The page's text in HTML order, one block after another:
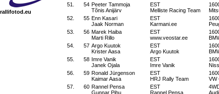
rallifotod.eu
51.
54 Peeter Tammoja
Tõnis Anijärv
EST
Melliste Racing Team
52.
55 Enn Kasari
Jaak Norman
EST
Karmani.ee
53.
56 Marek Haiba
Marti Rillo
EST
www.veostar.ee
54.
57 Argo Kuutok
Krister Aasa
EST
Argo Kuutok
55.
58 Imre Vanik
Janek Ojala
EST
Imre Vanik
56.
59 Ronald Jürgenson
Kaimar Aasa
EST
HRJ Rally Team
VW
57.
60 Rannel Pensa
Gunnar Pihu
EST
Rannel Pensa